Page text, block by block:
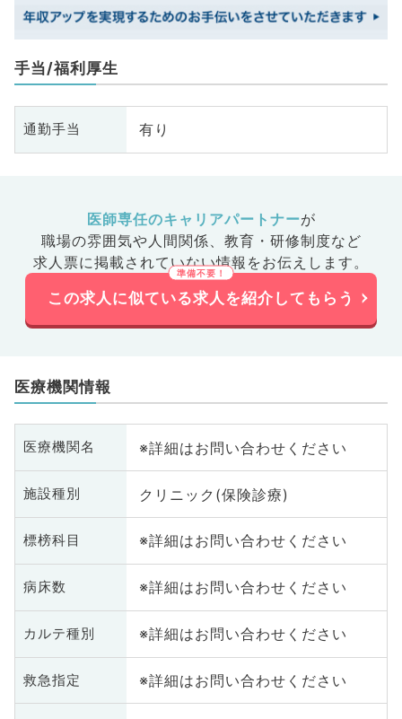
手当/福利厚生
通勤手当 有り
医師専任のキャリアパートナーが
職場の雰囲気や人間関係、 教育・研修制度など
求人票に掲載されていない情報をお伝えします。
この求人に似ている求人を紹介してもらう
医療機関情報
医療機関名 ※詳細はお問い合わせください
施設種別 クリニック(保険診療)
標榜科目 ※詳細はお問い合わせください
病床数 ※詳細はお問い合わせください
カルテ種別 ※詳細はお問い合わせください
救急指定 ※詳細はお問い合わせください